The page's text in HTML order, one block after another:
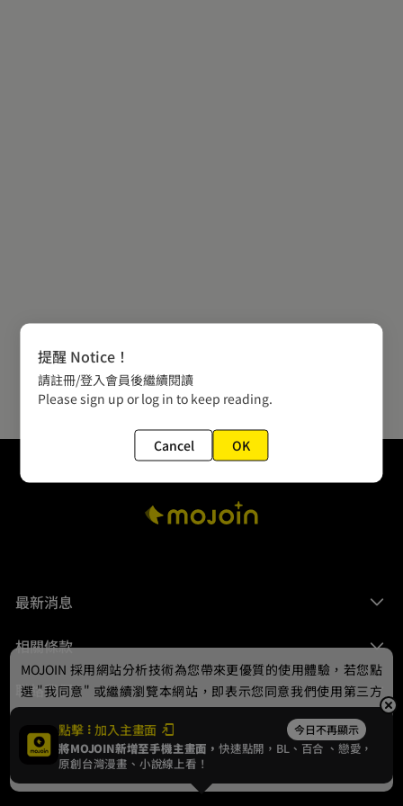
最新消息
相關條款
聯絡我們
© 2024 gamania Digital Entertainment Co., Ltd.
點擊 加入主畫面 今日不再顯示
將MOJOIN新增至手機主畫面，快速點開，BL、 百合 、戀愛，
原創台灣漫畫、小說線上看！
MOJOIN 採用網站分析技術為您帶來更優質的使用體驗，若您點
選 "我同意" 或繼續瀏覽本網站，即表示您同意我們使用第三方
Cookie，欲瞭解更多資訊請見隱私權政策。
我同意
提醒 Notice！
請註冊/登入會員後繼續閱讀
Please sign up or log in to keep reading.
Cancel OK